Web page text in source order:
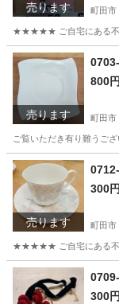
売ります 町田市
★★★★★ ご自宅にある不要
東京 町田市 マ
売ります
800円
町田市
ご覧いただき有り難うご
東京 町田市
売ります
300円
町田市
★★★★★ ご自宅にある不要
東京 町田市
300円